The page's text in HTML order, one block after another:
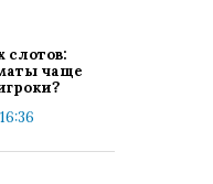
слотов:
чаще